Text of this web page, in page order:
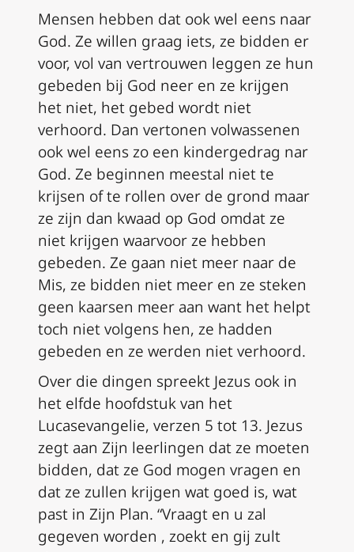
Mensen hebben dat ook wel eens naar
God. Ze willen graag iets, ze bidden er
voor, vol van vertrouwen leggen ze hun
gebeden bij God neer en ze krijgen
het niet, het gebed wordt niet
verhoord. Dan vertonen volwassenen
ook wel eens zo een kindergedrag nar
God. Ze beginnen meestal niet te
krijsen of te rollen over de grond maar
ze zijn dan kwaad op God omdat ze
niet krijgen waarvoor ze hebben
gebeden. Ze gaan niet meer naar de
Mis, ze bidden niet meer en ze steken
geen kaarsen meer aan want het helpt
toch niet volgens hen, ze hadden
gebeden en ze werden niet verhoord.
Over die dingen spreekt Jezus ook in
het elfde hoofdstuk van het
Lucasevangelie, verzen 5 tot 13. Jezus
zegt aan Zijn leerlingen dat ze moeten
bidden, dat ze God mogen vragen en
dat ze zullen krijgen wat goed is, wat
past in Zijn Plan. “Vraagt en u zal
gegeven worden , zoekt en gij zult